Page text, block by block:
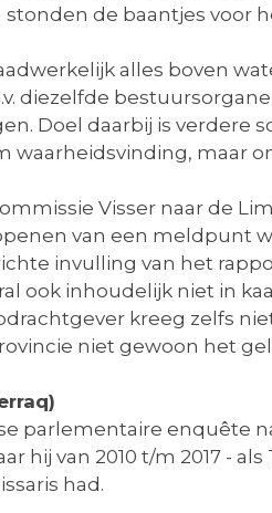
de baantjes voor
alles boven
diezelfde
Doel daarbij is
waarheidsvinding, maar
Visser naar de
van een meldpunt
invulling van het
ook inhoudelijk niet in
kreeg zelfs
niet gewoon het
parlementaire enquête
hij van 2010 t/m 2017 -
had.